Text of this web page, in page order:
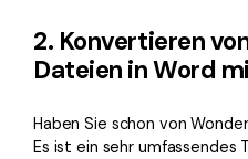
2. Konvertieren
Dateien in Word
Haben Sie schon von
Es ist ein sehr umfassendes